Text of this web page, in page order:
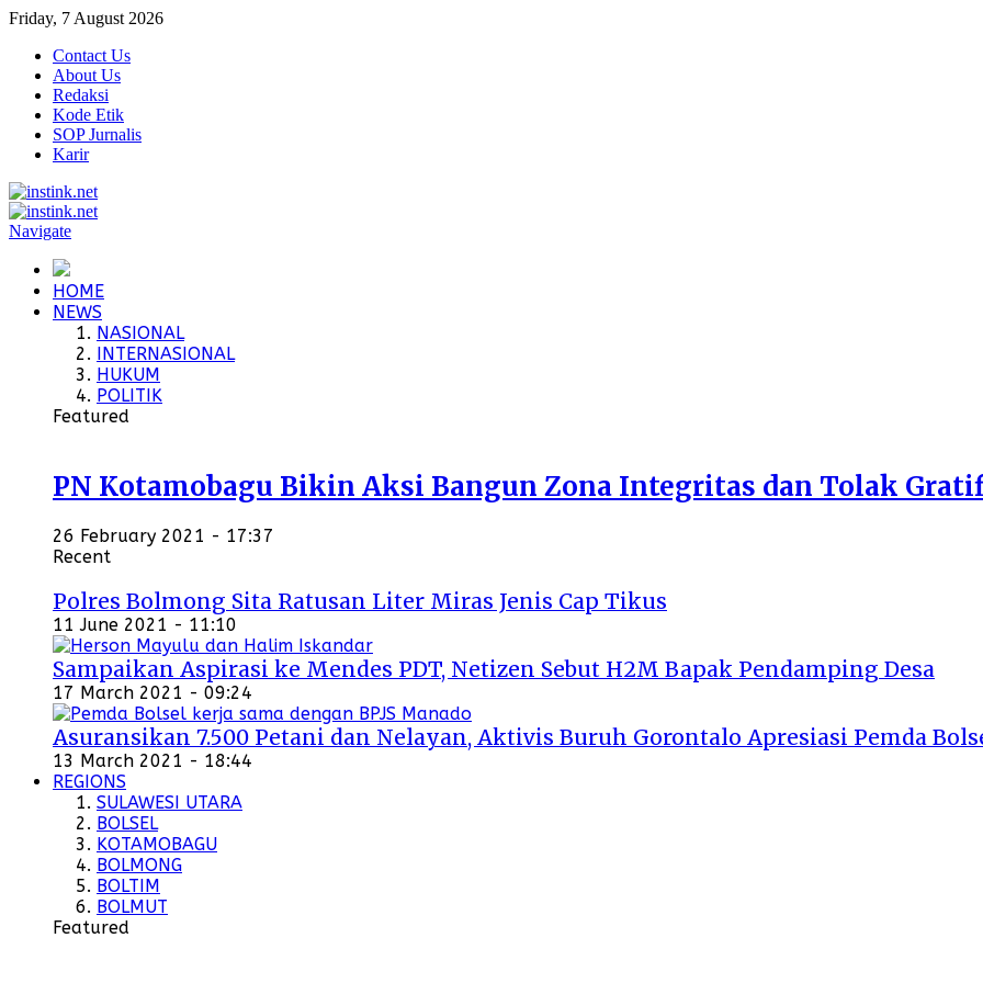
Friday, 7 August 2026
Contact Us
About Us
Redaksi
Kode Etik
SOP Jurnalis
Karir
Navigate
HOME
NEWS
NASIONAL
INTERNASIONAL
HUKUM
POLITIK
Featured
PN Kotamobagu Bikin Aksi Bangun Zona Integritas dan Tolak
26 February 2021 - 17:37
Recent
Polres Bolmong Sita Ratusan Liter Miras Jenis Cap Tikus
11 June 2021 - 11:10
Sampaikan Aspirasi ke Mendes PDT, Netizen Sebut H2M Bapak Pendamping Desa
17 March 2021 - 09:24
Asuransikan 7.500 Petani dan Nelayan, Aktivis Buruh Gorontalo Apresiasi Pemda
13 March 2021 - 18:44
REGIONS
SULAWESI UTARA
BOLSEL
KOTAMOBAGU
BOLMONG
BOLTIM
BOLMUT
Featured